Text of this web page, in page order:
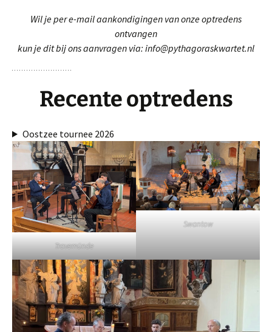
Wil je per e-mail aankondigingen van onze optredens
ontvangen
kun je dit bij ons aanvragen via: info@pythagoraskwartet.nl
Recente optredens
Oostzee tournee 2026
Travemünde
Swantow